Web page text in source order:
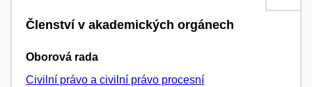
Členství v akademických orgánech
Oborová rada
Civilní právo a civilní právo procesní